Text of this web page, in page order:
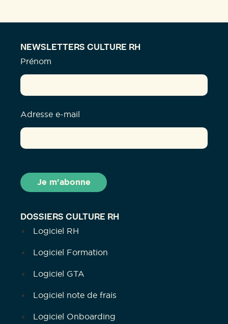
DOSSIERS CULTURE RH
Logiciel RH
Logiciel Formation
Logiciel GTA
Logiciel note de frais
Logiciel Onboarding
NEWSLETTERS CULTURE RH
Prénom
Adresse e-mail